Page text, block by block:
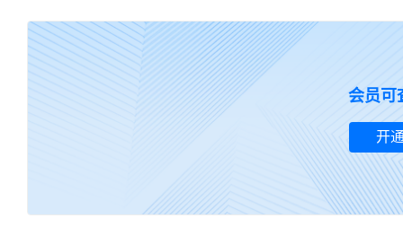
会员可
开